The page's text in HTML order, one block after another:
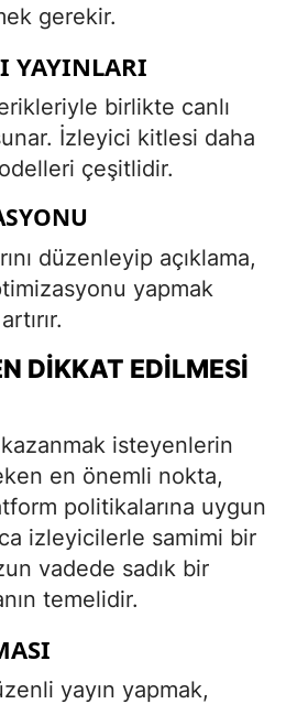
gerekir.
YAYINLARI
birlikte canlı
İzleyici kitlesi daha
çeşitlidir.
düzenleyip açıklama,
yapmak
DIKKAT EDILMESI
isteyenlerin
en önemli nokta,
politikalarına uygun
izleyicilerle samimi bir
vadede sadık bir
temelidir.
yayın yapmak,